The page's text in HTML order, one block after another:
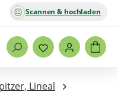
Scannen & hochladen
Lineal